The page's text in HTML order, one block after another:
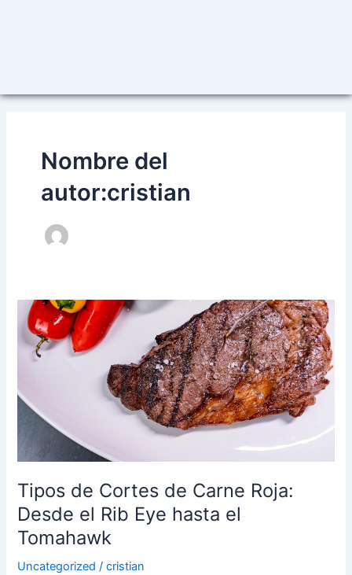
Nombre del
autor:cristian
Tipos de Cortes de Carne Roja:
Desde el Rib Eye hasta el
Tomahawk
Uncategorized /cristian
Tipos
de
Cortes
Roja:
Desde
el
Rib
hasta
el
Tomahawk